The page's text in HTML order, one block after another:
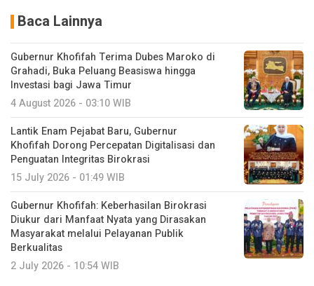
Baca Lainnya
Gubernur Khofifah Terima Dubes Maroko di
Grahadi, Buka Peluang Beasiswa hingga
Investasi bagi Jawa Timur
4 August 2026 - 03:10 WIB
Lantik Enam Pejabat Baru, Gubernur
Khofifah Dorong Percepatan Digitalisasi dan
Penguatan Integritas Birokrasi
15 July 2026 - 01:49 WIB
Gubernur Khofifah: Keberhasilan Birokrasi
Diukur dari Manfaat Nyata yang Dirasakan
Masyarakat melalui Pelayanan Publik
Berkualitas
2 July 2026 - 10:54 WIB